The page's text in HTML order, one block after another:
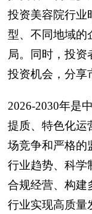
投资美容院行业
型、不同地域的
局。同时，投
投资机会，分享
2026-2030年是
提质、特色化运
场竞争和严格的
行业趋势、科学
合规经营、构建
行业实现高质量